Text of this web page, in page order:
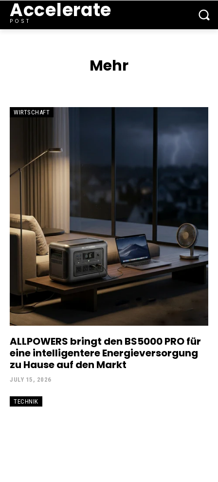
Accelerate
POST
Mehr
WIRTSCHAFT
ALLPOWERS bringt den BS5000 PRO für
eine intelligentere Energieversorgung
zu Hause auf den Markt
JULY 15, 2026
TECHNIK